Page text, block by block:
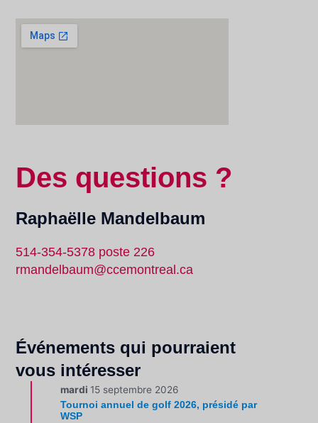
Des questions ?
Raphaëlle Mandelbaum
514-354-5378 poste 226
rmandelbaum@ccemontreal.ca
Événements qui pourraient
vous intéresser
mardi 15 septembre 2026
Tournoi annuel de golf 2026, présidé par
WSP